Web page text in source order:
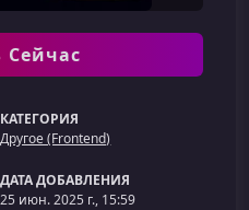
Сейчас
КАТЕГОРИЯ
Другое (Frontend)
ДАТА ДОБАВЛЕНИЯ
25 июн. 2025 г., 15:59